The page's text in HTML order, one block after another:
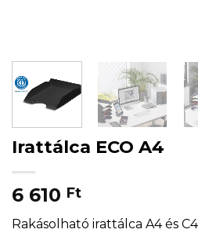
Irattálca ECO A4
6 610 Ft
Rakásolható irattálca A4 és